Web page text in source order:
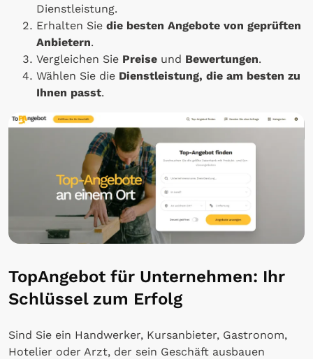
Dienstleistung.
Erhalten Sie die besten Angebote von geprüften
Anbietern.
Vergleichen Sie Preise und Bewertungen.
Wählen Sie die Dienstleistung, die am besten zu
Ihnen passt.
TopAngebot für Unternehmen: Ihr
Schlüssel zum Erfolg
Sind Sie ein Handwerker, Kursanbieter, Gastronom,
Hotelier oder Arzt, der sein Geschäft ausbauen